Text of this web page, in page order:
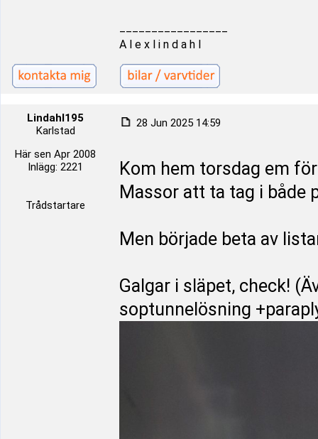
A l e x l i n d a h l
Lindahl195
Karlstad
Här sen Apr 2008
Inlägg: 2221
Trådstartare
28 Jun 2025 14:59
Kom hem torsdag em
Massor att ta tag i både
Men började beta av
Galgar i släpet, check!
soptunnelösning